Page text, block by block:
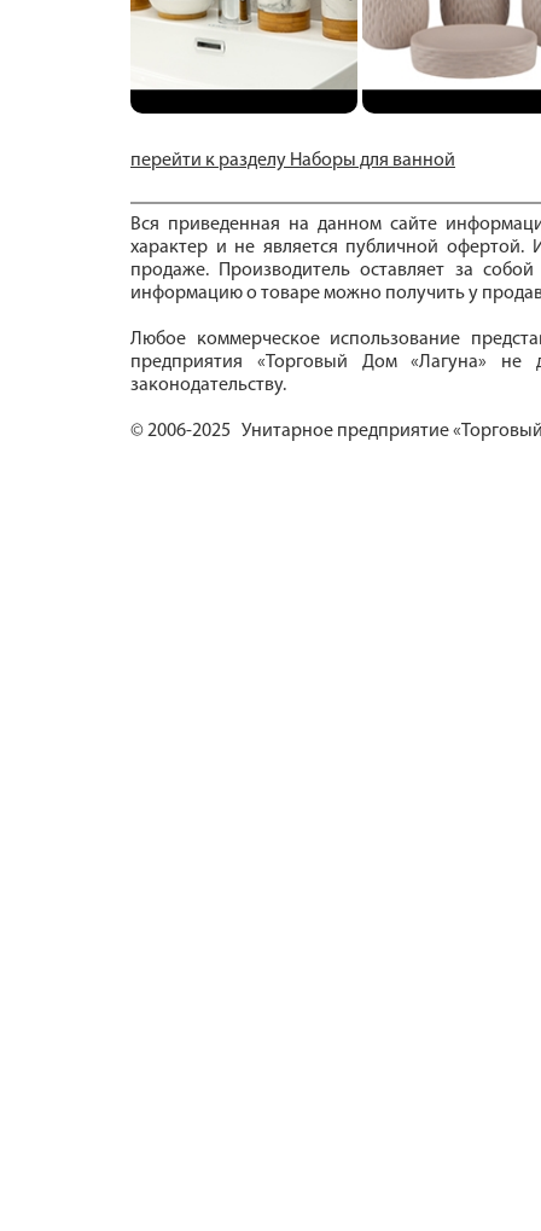
перейти к разделу Наборы для ванной
Вся приведенная на данном сайте
характер и не является публичной офертой.
продаже. Производитель оставляет за
информацию о товаре можно получить у
Любое коммерческое использование
предприятия «Торговый Дом «Лагуна» не
законодательству.
© 2006-2025 Унитарное предприятие